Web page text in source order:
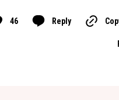
46 Reply